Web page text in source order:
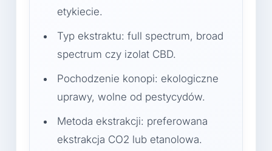
etykiecie.
Typ ekstraktu: full spectrum, broad
spectrum czy izolat CBD.
Pochodzenie konopi: ekologiczne
uprawy, wolne od pestycydów.
Metoda ekstrakcji: preferowana
ekstrakcja CO2 lub etanolowa.